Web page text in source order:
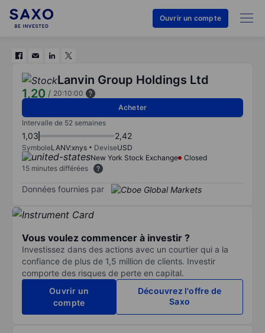
Ouvrir un compte
Lanvin Group Holdings Ltd
1,20 / 20:10:00
Acheter
Intervalle de 52 semaines
1,03 2,42
SymboleLANV:xnys DeviseUSD
New York Stock Exchange
Closed
15 minutes différées
Données fournies par
Vous voulez commencer à investir ?
Investissez dans des actions avec un courtier qui a la
confiance de plus de 1,5 million de clients. Investir
comporte des risques de perte en capital.
Ouvrir un
compte
Découvrez l'offre de
Saxo